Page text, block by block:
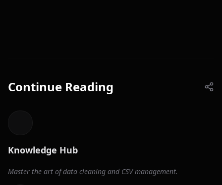
Continue Reading
Knowledge Hub
Master the art of data cleaning and CSV management.